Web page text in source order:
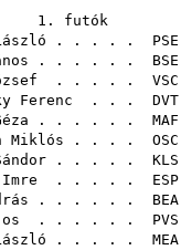
1. futók [
. . . . . PSE
. . . . . . BSE
. . . . . VSC
Ferenc . . . DVT
. . . . . . MAF
Miklós . . . . OSC
. . . . . KLS
. . . . . ESP
. . . . . . BEA
. . . . . . PVS
. . . . . MEA